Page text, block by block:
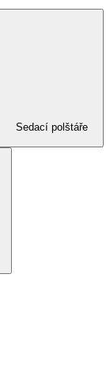
Sedací polštáře